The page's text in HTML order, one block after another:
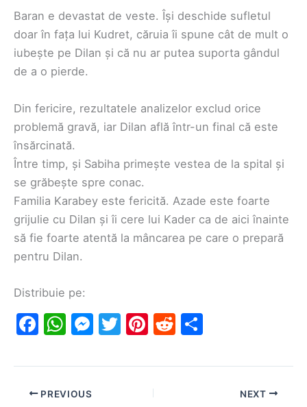
Baran e devastat de veste. Își deschide sufletul
doar în fața lui Kudret, căruia îi spune cât de mult o
iubește pe Dilan și că nu ar putea suporta gândul
de a o pierde.
Din fericire, rezultatele analizelor exclud orice
problemă gravă, iar Dilan află într-un final că este
însărcinată.
Între timp, și Sabiha primește vestea de la spital și
se grăbește spre conac.
Familia Karabey este fericită. Azade este foarte
grijulie cu Dilan și îi cere lui Kader ca de aici înainte
să fie foarte atentă la mâncarea pe care o prepară
pentru Dilan.
Distribuie pe:
F
c
e
W
at
s
M
s
T
itt
Pi
er
e
R
d ar
PREVIOUS NEXT